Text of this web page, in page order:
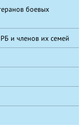
боевых
и членов их семей